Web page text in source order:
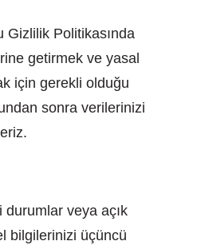
Gizlilik Politikasında
getirmek ve yasal
için gerekli olduğu
sonra verilerinizi
durumlar veya açık
bilgilerinizi üçüncü